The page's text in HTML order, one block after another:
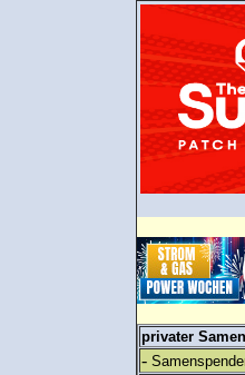
privater
-